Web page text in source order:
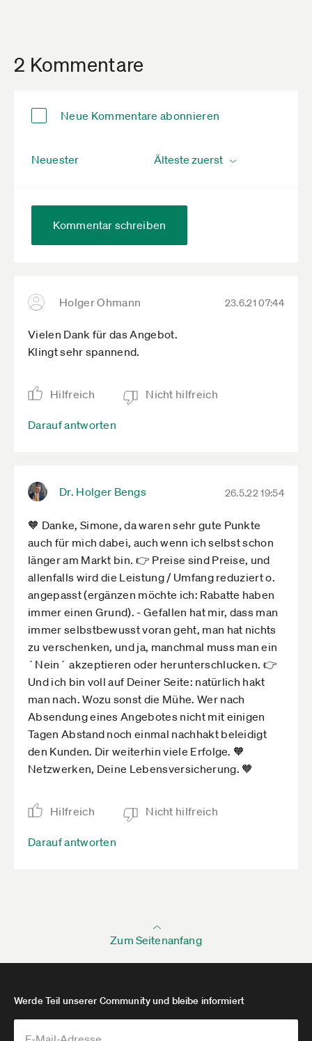
2 Kommentare
Neue Kommentare abonnieren
Neuester
Kommentar schreiben
Holger Ohmann 23.6.21 07:44
Vielen Dank für das Angebot.
Klingt sehr spannend.
Hilfreich Nicht hilfreich
Darauf antworten
Dr. Holger Bengs 26.5.22 19:54
🧡 Danke, Simone, da waren sehr gute Punkte
auch für mich dabei, auch wenn ich selbst schon
länger am Markt bin. 👉 Preise sind Preise, und
allenfalls wird die Leistung / Umfang reduziert o.
angepasst (ergänzen möchte ich: Rabatte haben
immer einen Grund). - Gefallen hat mir, dass man
immer selbstbewusst voran geht, man hat nichts
zu verschenken, und ja, manchmal muss man ein
´Nein´ akzeptieren oder herunterschlucken. 👉
Und ich bin voll auf Deiner Seite: natürlich hakt
man nach. Wozu sonst die Mühe. Wer nach
Absendung eines Angebotes nicht mit einigen
Tagen Abstand noch einmal nachhakt beleidigt
den Kunden. Dir weiterhin viele Erfolge. 🧡
Netzwerken, Deine Lebensversicherung. 🧡
Hilfreich Nicht hilfreich
Darauf antworten
Zum Seitenanfang
Werde Teil unserer Community und bleibe informiert